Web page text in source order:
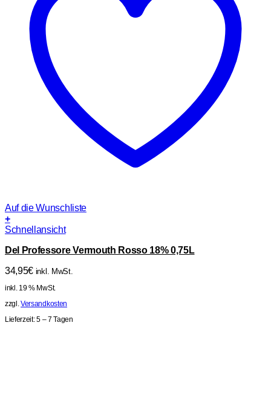
Auf die Wunschliste
+
Schnellansicht
Del Professore Vermouth Rosso 18% 0,75L
34,95€ inkl. MwSt.
inkl. 19 % MwSt.
zzgl.Versandkosten
Lieferzeit:5 – 7 Tagen